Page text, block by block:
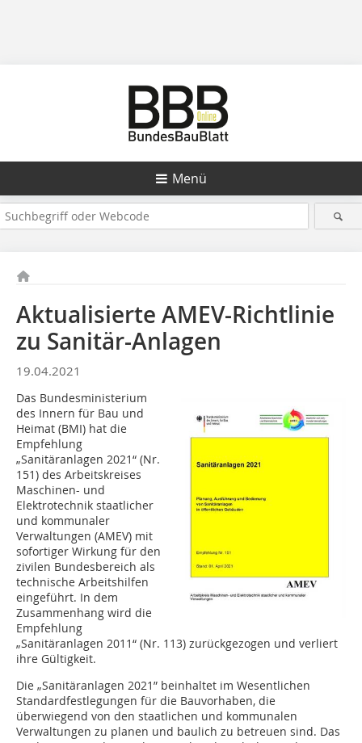
Menü
Aktualisierte AMEV-Richtlinie
zu Sanitär-Anlagen
19.04.2021
Das Bundesministerium
des Innern für Bau und
Heimat (BMI) hat die
Empfehlung
„Sanitäranlagen 2021“ (Nr.
151) des Arbeitskreises
Maschinen- und
Elektrotechnik staatlicher
und kommunaler
Verwaltungen (AMEV) mit
sofortiger Wirkung für den
zivilen Bundesbereich als
technische Arbeitshilfen
eingeführt. In dem
Zusammenhang wird die
Empfehlung
„Sanitäranlagen 2011“ (Nr. 113) zurückgezogen und verliert
ihre Gültigkeit.
Die „Sanitäranlagen 2021” beinhaltet im Wesentlichen
Standardfestlegungen für die Bauvorhaben, die
überwiegend von den staatlichen und kommunalen
Verwaltungen zu planen und baulich zu betreuen sind. Das